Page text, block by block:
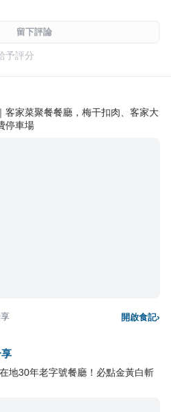
留下評論
予評分
客家菜聚餐餐廳，梅干扣肉、客家大
停車場
開啟食記›
地30年老字號餐廳！必點金黃白斬